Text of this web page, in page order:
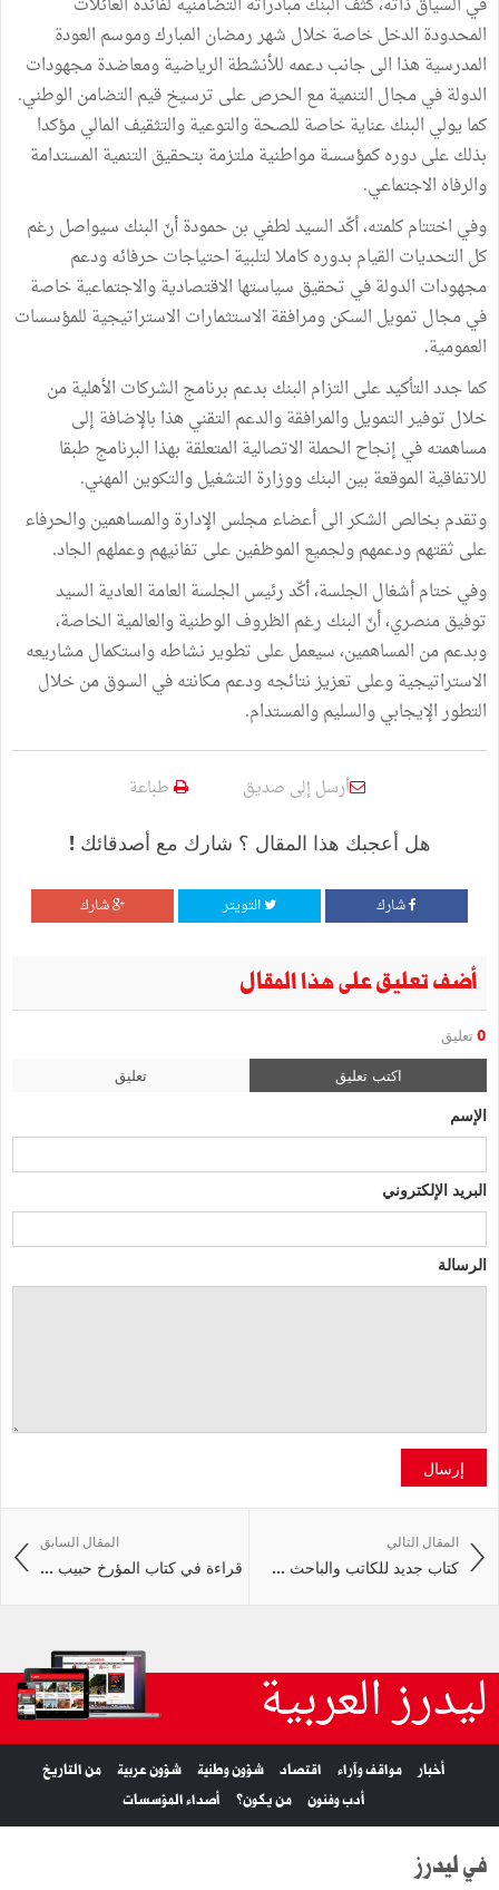
المحدودة الدخل خاصة خلال شهر رمضان المبارك وموسم العودة
المدرسية هذا الى جانب دعمه للأنشطة الرياضية ومعاضدة مجهودات
الدولة في مجال التنمية مع الحرص على ترسيخ قيم التضامن الوطني.
كما يولي البنك عناية خاصة للصحة والتوعية والتثقيف المالي مؤكدا
بذلك على دوره كمؤسسة مواطنية ملتزمة بتحقيق التنمية المستدامة
والرفاه الاجتماعي.
وفي اختتام كلمته، أكّد السيد لطفي بن حمودة أنّ البنك سيواصل رغم
كل التحديات القيام بدوره كاملا لتلبية احتياجات حرفائه ودعم
مجهودات الدولة في تحقيق سياستها الاقتصادية والاجتماعية خاصة
في مجال تمويل السكن ومرافقة الاستثمارات الاستراتيجية للمؤسسات
العمومية.
كما جدد التأكيد على التزام البنك بدعم برنامج الشركات الأهلية من
خلال توفير التمويل والمرافقة والدعم التقني هذا بالإضافة إلى
مساهمته في إنجاح الحملة الاتصالية المتعلقة بهذا البرنامج طبقا
للاتفاقية الموقعة بين البنك ووزارة التشغيل والتكوين المهني.
وتقدم بخالص الشكر الى أعضاء مجلس الإدارة والمساهمين والحرفاء
على ثقتهم ودعمهم ولجميع الموظفين على تفانيهم وعملهم الجاد.
وفي ختام أشغال الجلسة، أكّد رئيس الجلسة العامة العادية السيد
توفيق منصري، أنّ البنك رغم الظروف الوطنية والعالمية الخاصة،
وبدعم من المساهمين، سيعمل على تطوير نشاطه واستكمال مشاريعه
الاستراتيجية وعلى تعزيز نتائجه ودعم مكانته في السوق من خلال
التطور الإيجابي والسليم والمستدام.
أرسل إلى صديق طباعة
هل أعجبك هذا المقال ؟ شارك مع أصدقائك !
شارك التويتر شارك
أضف تعليق على هذا المقال
0 تعليق
اكتب تعليق تعليق
الإسم
البريد الإلكتروني
الرسالة
إرسال
المقال السابق
قراءة في كتاب المؤرخ حبيب ...
المقال التالي
كتاب جديد للكاتب والباحث ...
ليدرز العربية
أخبار مواقف وآراء اقتصاد شؤون وطنية شؤون عربية
من التاريخ
أدب وفنون
من يكون؟ أصداء المؤسسات
في ليدرز